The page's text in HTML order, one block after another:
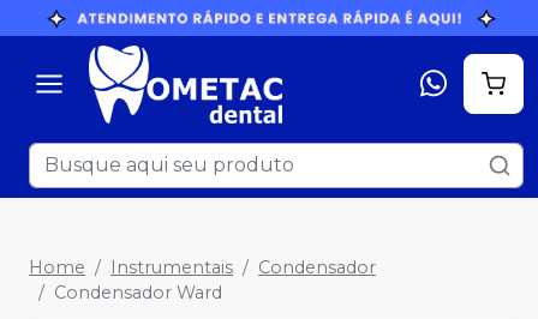
Home Instrumentais
Condensador
Condensador Ward